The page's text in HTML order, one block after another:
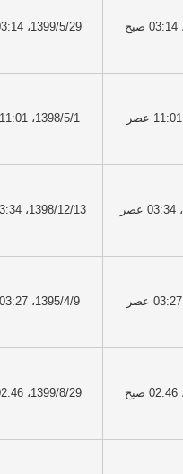
1399/5/29، 03:14 صبح
1398/5/1، 11:01 عصر
1398/12/13، 03:34 عصر
1395/4/9، 03:27 عصر
1399/8/29، 02:46 صبح